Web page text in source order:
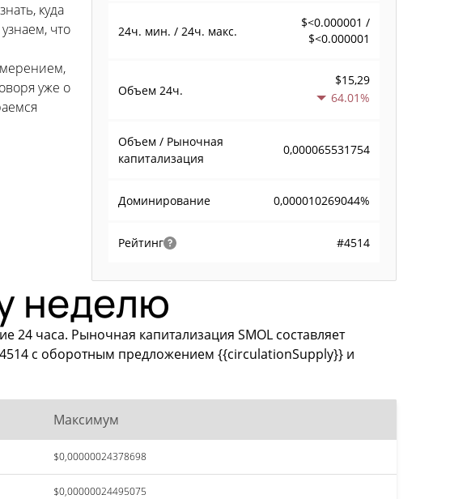
24ч. мин. / 24ч. макс.
$<0.000001 /
$<0.000001
Объем 24ч.
$15,29
64.01%
Объем / Рыночная
капитализация
0,000065531754
Доминирование 0,000010269044%
Рейтинг #4514
куда
что
уже о
неделю
24 часа. Рыночная капитализация SMOL составляет
с оборотным предложением {{circulationSupply}} и
Максимум
$0,00000024378698
$0,00000024495075